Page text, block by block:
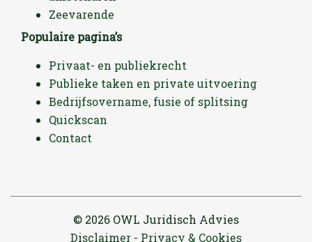
Zeevarende
Populaire pagina’s
Privaat- en publiekrecht
Publieke taken en private uitvoering
Bedrijfsovername, fusie of splitsing
Quickscan
Contact
© 2026 OWL Juridisch Advies
Disclaimer
Privacy & Cookies